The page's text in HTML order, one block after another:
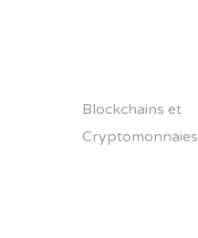
Blockchains et
Cryptomonnaies